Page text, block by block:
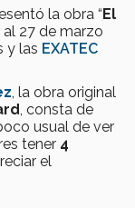
la obra “El
al 27 de marzo
y las EXATEC
, la obra original
, consta de
usual de ver
tener 4
el